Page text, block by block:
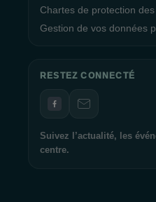
Chartes de protection
Gestion de vos données
RESTEZ CONNECTÉ
Suivez l’actualité, les
centre.